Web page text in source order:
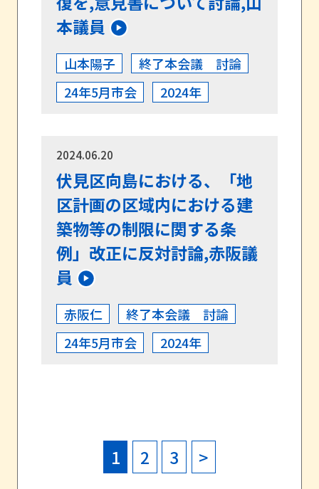
本議員
山本陽子
終了本会議 討論
24年5月市会
2024年
2024.06.20
伏見区向島における、「地
区計画の区域内における建
築物等の制限に関する条
例」改正に反対討論,赤阪議
員
赤阪仁
終了本会議 討論
24年5月市会
2024年
1 2 3 >